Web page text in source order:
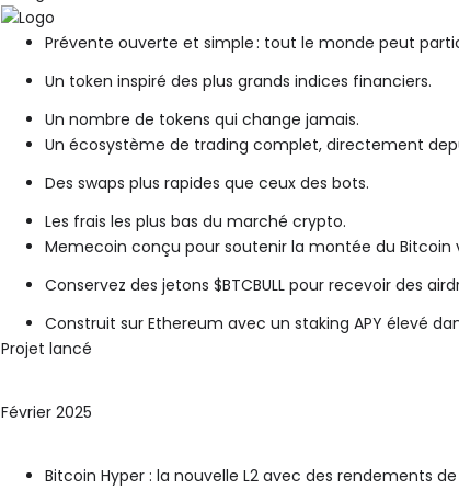
Prévente ouverte et simple : tout le monde peut
Un token inspiré des plus grands indices financiers.
Un nombre de tokens qui change jamais.
Un écosystème de trading complet, directement
Des swaps plus rapides que ceux des bots.
Les frais les plus bas du marché crypto.
Memecoin conçu pour soutenir la montée du Bitcoin
Conservez des jetons $BTCBULL pour recevoir des
Construit sur Ethereum avec un staking APY élevé
Projet lancé
Février 2025
Bitcoin Hyper : la nouvelle L2 avec des rendements